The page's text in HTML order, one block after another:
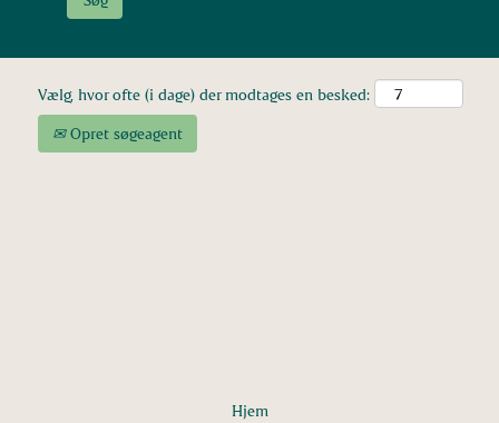
Vælg, hvor ofte (i dage) der modtages en besked:
Opret søgeagent
Hjem